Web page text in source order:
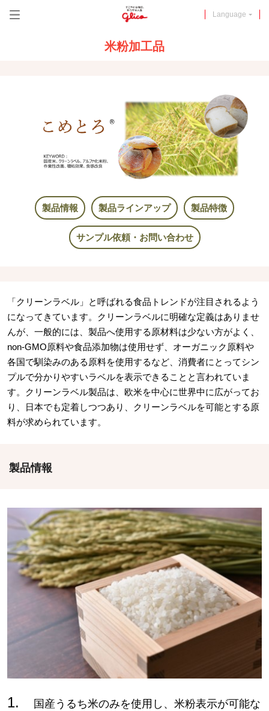
Language
米粉加工品
製品情報 製品ラインアップ 製品特徴
サンプル依頼・お問い合わせ
「クリーンラベル」と呼ばれる食品トレンドが注目されるよう
になってきています。クリーンラベルに明確な定義はありませ
んが、一般的には、製品へ使用する原材料は少ない方がよく、
non-GMO原料や食品添加物は使用せず、オーガニック原料や
各国で馴染みのある原料を使用するなど、消費者にとってシン
プルで分かりやすいラベルを表示できることと言われていま
す。クリーンラベル製品は、欧米を中心に世界中に広がってお
り、日本でも定着しつつあり、クリーンラベルを可能とする原
料が求められています。
製品情報
1.
国産うるち米のみを使用し、米粉表示が可能な